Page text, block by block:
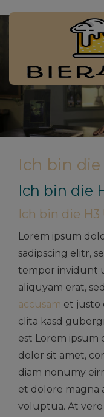
Ich bin
Ich bin die
Ich bin die
Lorem ipsum
sadipscing elitr,
tempor invidunt
aliquyam erat,
accusam et justo
clita kasd
est Lorem ipsum
dolor sit amet,
diam nonumy
et dolore magna
voluptua. At